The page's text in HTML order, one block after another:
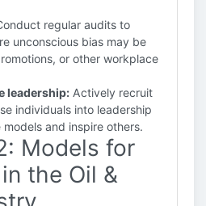
regular audits to
unconscious bias may be
or other workplace
leadership: Actively recruit
individuals into leadership
and inspire others.
Models for
the Oil &